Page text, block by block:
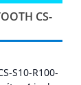
CS-
S10-R100-